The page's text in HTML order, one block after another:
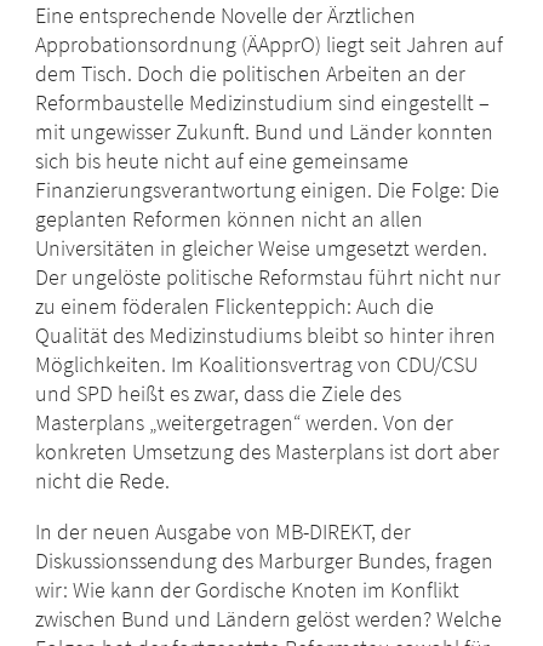
Eine entsprechende Novelle der Ärztlichen
Approbationsordnung (ÄApprO) liegt seit Jahren auf
dem Tisch. Doch die politischen Arbeiten an der
Reformbaustelle Medizinstudium sind eingestellt –
mit ungewisser Zukunft. Bund und Länder konnten
sich bis heute nicht auf eine gemeinsame
Finanzierungsverantwortung einigen. Die Folge: Die
geplanten Reformen können nicht an allen
Universitäten in gleicher Weise umgesetzt werden.
Der ungelöste politische Reformstau führt nicht nur
zu einem föderalen Flickenteppich: Auch die
Qualität des Medizinstudiums bleibt so hinter ihren
Möglichkeiten. Im Koalitionsvertrag von CDU/CSU
und SPD heißt es zwar, dass die Ziele des
Masterplans „weitergetragen“ werden. Von der
konkreten Umsetzung des Masterplans ist dort aber
nicht die Rede.
In der neuen Ausgabe von MB-DIREKT, der
Diskussionssendung des Marburger Bundes, fragen
wir: Wie kann der Gordische Knoten im Konflikt
zwischen Bund und Ländern gelöst werden? Welche